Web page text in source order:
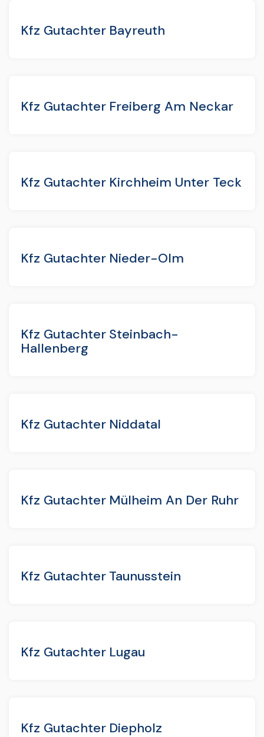
Kfz Gutachter Bayreuth
Kfz Gutachter Freiberg Am Neckar
Kfz Gutachter Kirchheim Unter Teck
Kfz Gutachter Nieder-Olm
Kfz Gutachter Steinbach-
Hallenberg
Kfz Gutachter Niddatal
Kfz Gutachter Mülheim An Der Ruhr
Kfz Gutachter Taunusstein
Kfz Gutachter Lugau
Kfz Gutachter Diepholz